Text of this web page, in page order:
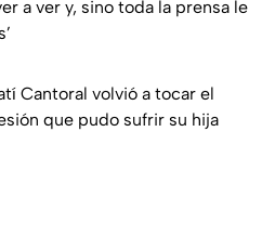
a ver y, sino toda la prensa le
Cantoral volvió a tocar el
que pudo sufrir su hija